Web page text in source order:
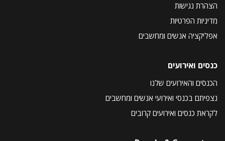
הצהרת נגישות
מדיניות הפרטיות
אפליקציה אנשים ומחשבים
כנסים ואירועים
הכנסים והאירועים שלנו
נצפיתם בכנסי ואירועי אנשים ומחשבים
לקראת כנסים ואירועים קרובים